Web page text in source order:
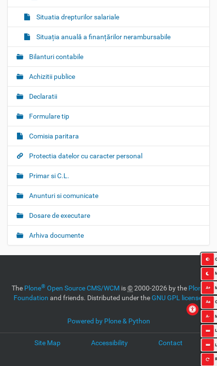
A+
Aa
A-
Situatia drepturilor salariale
Situația anuală a finanțărilor nerambursabile
Bilanturi contabile
Achizitii publice
Declaratii
Formulare tip
Comisia paritara
Protectia datelor cu caracter personal
Primar si C.L.
Anunturi si comunicate
Dosare de executare
Arhiva documente
The Plone® Open Source CMS/WCM is©2000-2026 by the Plone
Foundation and friends. Distributed under theGNU GPL license.
Powered by Plone & Python
Site Map Accessibility Contact